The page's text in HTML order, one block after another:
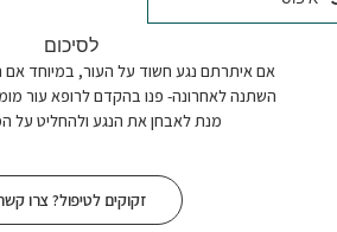
העור, במיוחד אם הוא יוצא דופן, חדש או
בהקדם לרופא עור מומחה בדרמוסקופיה על
הנגע ולהחליט על המשך הטיפול.